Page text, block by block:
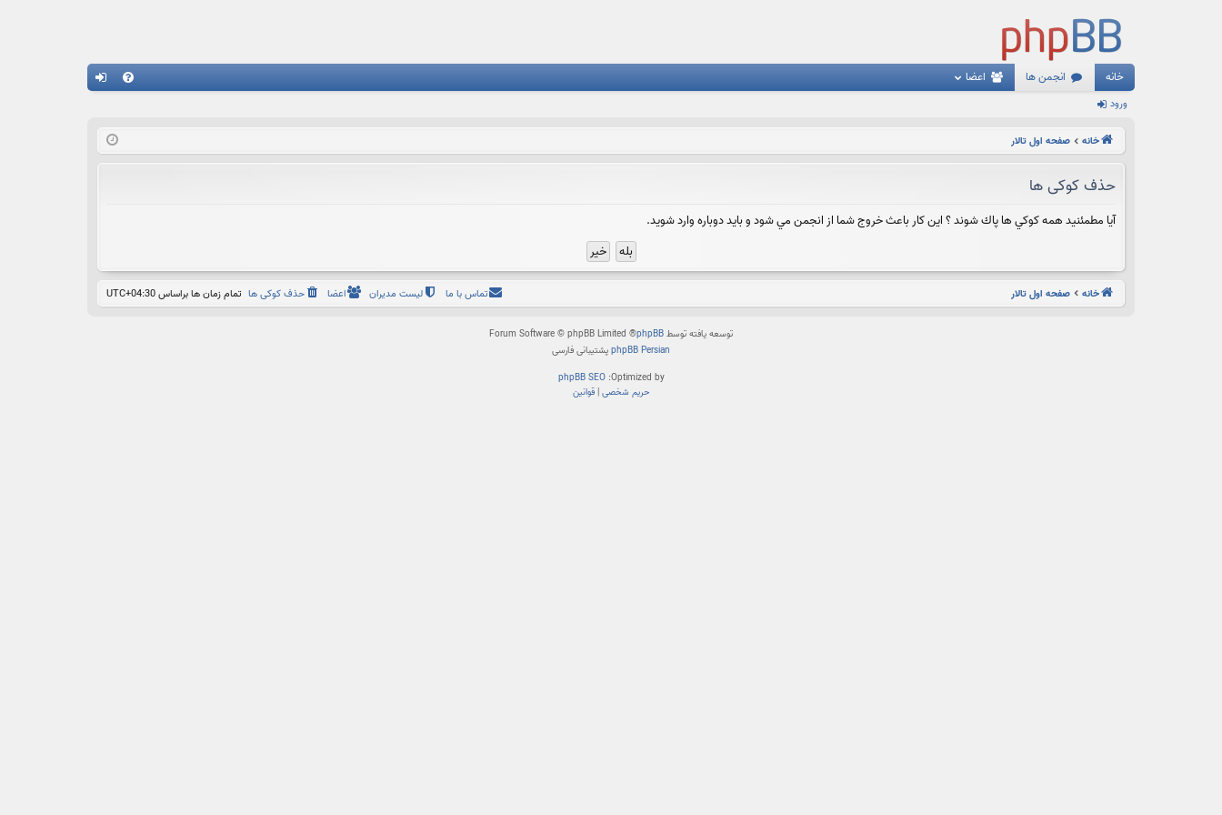
خانه انجمن ها
اعضا
ورود
خانه صفحه اول تالار
حذف کوکی ها
آيا مطمئنيد همه كوكي ها پاك شوند ؟ اين كار باعث خروج شما از انجمن مي شود و بايد دوباره وارد شويد.
خانه صفحه اول تالار تمام زمان ها براساسUTC+04:30 حذف کوکی ها اعضا لیست مدیران تماس با ما
توسعه یافته توسطphpBB
® Forum Software © phpBB Limited
phpBB Persianپشتیبانی فارسی
Optimized by:
phpBB SEO
حریم شخصی|قوانین